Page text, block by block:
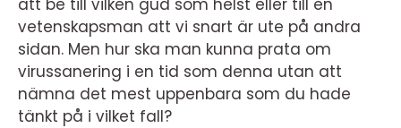
att be till vilken gud som helst eller till en
vetenskapsman att vi snart är ute på andra
sidan. Men hur ska man kunna prata om
virussanering i en tid som denna utan att
nämna det mest uppenbara som du hade
tänkt på i vilket fall?